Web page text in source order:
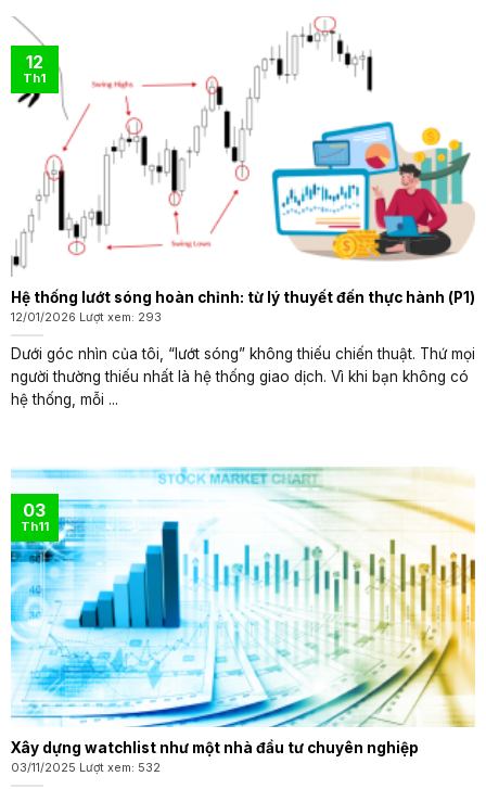
Hệ thống lướt sóng hoàn chỉnh: từ lý thuyết đến thực hành (P1)
12/01/2026 Lượt xem: 293
Dưới góc nhìn của tôi, “lướt sóng” không thiếu chiến thuật. Thứ mọi
người thường thiếu nhất là hệ thống giao dịch. Vì khi bạn không có
hệ thống, mỗi ...
12
Th1
Xây dựng watchlist như một nhà đầu tư chuyên nghiệp
03/11/2025 Lượt xem: 532
03
Th11